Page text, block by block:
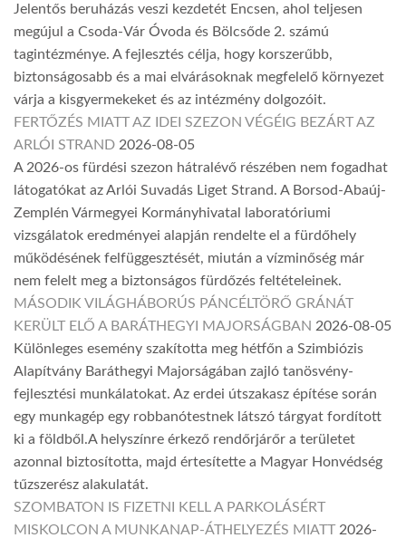
Jelentős beruházás veszi kezdetét Encsen, ahol teljesen
megújul a Csoda-Vár Óvoda és Bölcsőde 2. számú
tagintézménye. A fejlesztés célja, hogy korszerűbb,
biztonságosabb és a mai elvárásoknak megfelelő környezet
várja a kisgyermekeket és az intézmény dolgozóit.
FERTŐZÉS MIATT AZ IDEI SZEZON VÉGÉIG BEZÁRT AZ
ARLÓI STRAND 2026-08-05
A 2026-os fürdési szezon hátralévő részében nem fogadhat
látogatókat az Arlói Suvadás Liget Strand. A Borsod-Abaúj-
Zemplén Vármegyei Kormányhivatal laboratóriumi
vizsgálatok eredményei alapján rendelte el a fürdőhely
működésének felfüggesztését, miután a vízminőség már
nem felelt meg a biztonságos fürdőzés feltételeinek.
MÁSODIK VILÁGHÁBORÚS PÁNCÉLTÖRŐ GRÁNÁT
KERÜLT ELŐ A BARÁTHEGYI MAJORSÁGBAN 2026-08-05
Különleges esemény szakította meg hétfőn a Szimbiózis
Alapítvány Baráthegyi Majorságában zajló tanösvény-
fejlesztési munkálatokat. Az erdei útszakasz építése során
egy munkagép egy robbanótestnek látszó tárgyat fordított
ki a földből.A helyszínre érkező rendőrjárőr a területet
azonnal biztosította, majd értesítette a Magyar Honvédség
tűzszerész alakulatát.
SZOMBATON IS FIZETNI KELL A PARKOLÁSÉRT
MISKOLCON A MUNKANAP-ÁTHELYEZÉS MIATT 2026-